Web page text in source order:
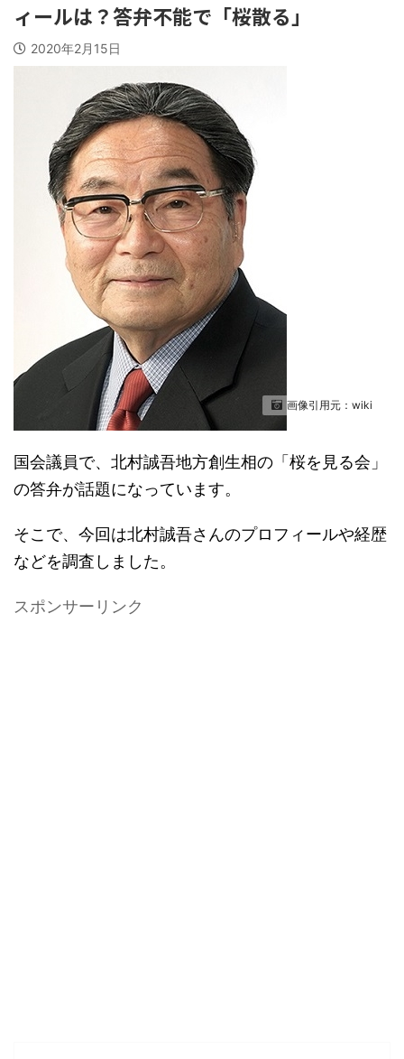
ィールは？答弁不能で「桜散る」
2020年2月15日
画像引用元：wiki
国会議員で、北村誠吾地方創生相の「桜を見る会」
の答弁が話題になっています。
そこで、今回は北村誠吾さんのプロフィールや経歴
などを調査しました。
スポンサーリンク